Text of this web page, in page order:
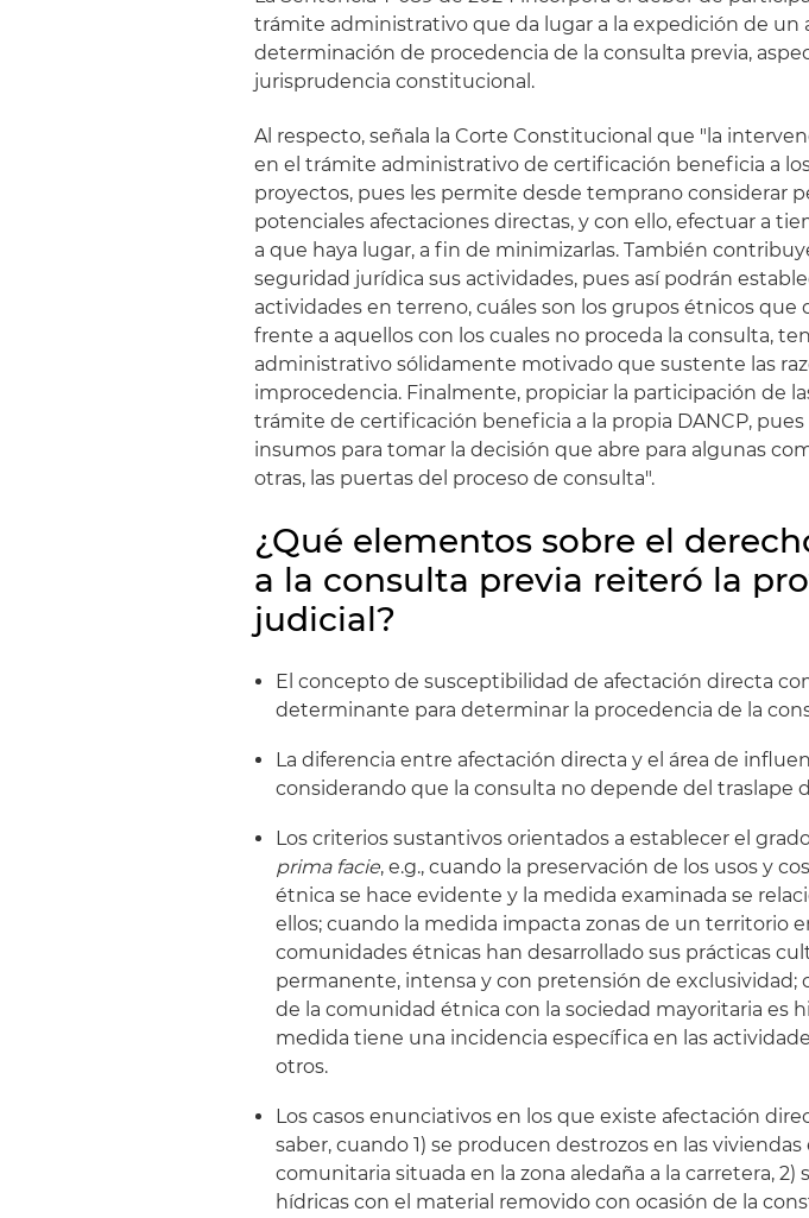
trámite administrativo que da lugar a la expedición de un
determinación de procedencia de la consulta previa,
jurisprudencia constitucional.
Al respecto, señala la Corte Constitucional que "la
en el trámite administrativo de certificación beneficia a
proyectos, pues les permite desde temprano considerar
potenciales afectaciones directas, y con ello, efectuar a
a que haya lugar, a fin de minimizarlas. También
seguridad jurídica sus actividades, pues así podrán
actividades en terreno, cuáles son los grupos étnicos que
frente a aquellos con los cuales no proceda la consulta,
administrativo sólidamente motivado que sustente las
improcedencia. Finalmente, propiciar la participación de
trámite de certificación beneficia a la propia DANCP,
insumos para tomar la decisión que abre para algunas
otras, las puertas del proceso de consulta".
¿Qué elementos sobre el
a la consulta previa reiteró la
judicial?
El concepto de susceptibilidad de afectación directa
determinante para determinar la procedencia de la
La diferencia entre afectación directa y el área de
considerando que la consulta no depende del traslape
Los criterios sustantivos orientados a establecer el
prima facie, e.g., cuando la preservación de los usos y
étnica se hace evidente y la medida examinada se
ellos; cuando la medida impacta zonas de un territorio
comunidades étnicas han desarrollado sus prácticas
permanente, intensa y con pretensión de exclusividad;
de la comunidad étnica con la sociedad mayoritaria es
medida tiene una incidencia específica en las
otros.
Los casos enunciativos en los que existe afectación
saber, cuando 1) se producen destrozos en las
comunitaria situada en la zona aledaña a la carretera, 2)
hídricas con el material removido con ocasión de la